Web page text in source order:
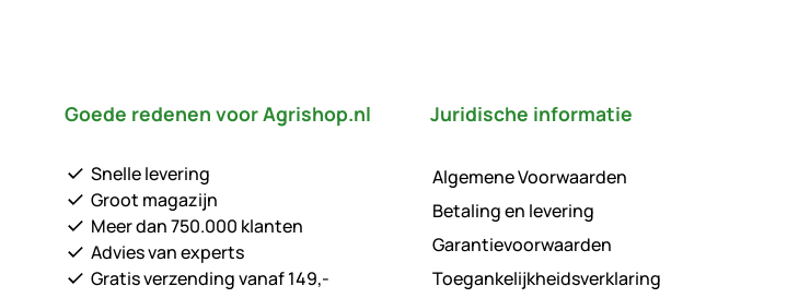
Goede redenen voor Agrishop.nl
Snelle levering
Groot magazijn
Meer dan 750.000 klanten
Advies van experts
Gratis verzending vanaf 149,-
Juridische informatie
Algemene Voorwaarden
Betaling en levering
Garantievoorwaarden
Toegankelijkheidsverklaring